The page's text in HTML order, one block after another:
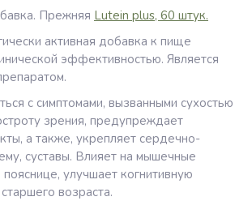
Прежняя Lutein plus, 60 штук.
активная добавка к пище
эффективностью. Является
с симптомами, вызванными сухостью
зрения, предупреждает
а также, укрепляет сердечно-
суставы. Влияет на мышечные
улучшает когнитивную
возраста.